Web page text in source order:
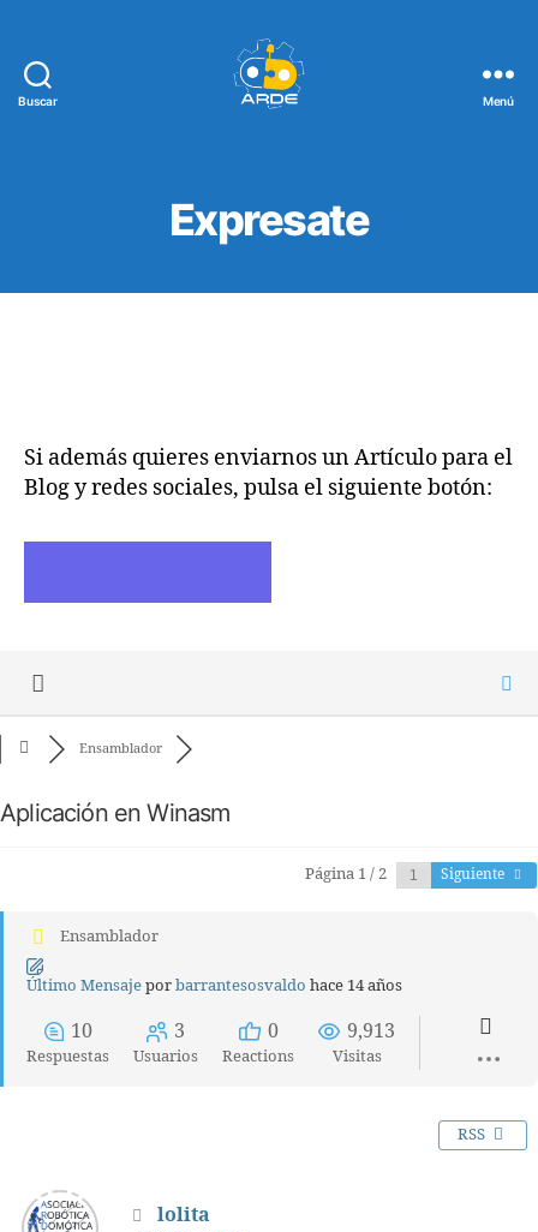
Buscar Menú
Expresate
Si además quieres enviarnos un Artículo para el
Blog y redes sociales, pulsa el siguiente botón:
Ensamblador
Aplicación en Winasm
Página 1 / 2 Siguiente
Ensamblador
Último Mensajeporbarrantesosvaldo hace 14 años
10
Respuestas
3
Usuarios
0
Reactions
9,913
Visitas
RSS
lolita